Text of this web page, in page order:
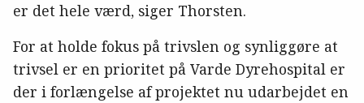
er det hele værd, siger Thorsten.
For at holde fokus på trivslen og synliggøre at
trivsel er en prioritet på Varde Dyrehospital er
der i forlængelse af projektet nu udarbejdet en